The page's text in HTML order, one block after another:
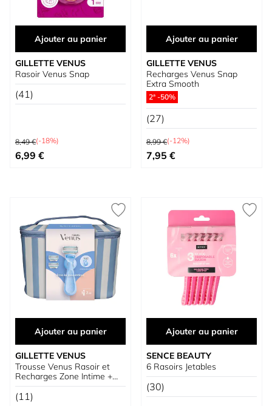
Ajouter au panier
GILLETTE VENUS
Rasoir Venus Snap
(41)
Prix normal
8,49 €(-18%)
Prix spécial
6,99 €
Ajouter au panier
GILLETTE VENUS
Recharges Venus Snap
Extra Smooth
2ª -50%
(27)
Prix normal
8,99 €(-12%)
Prix spécial
7,95 €
Ajouter au panier
GILLETTE VENUS
Trousse Venus Rasoir et
Recharges Zone Intime +
Support
(11)
Ajouter au panier
SENCE BEAUTY
6 Rasoirs Jetables
(30)